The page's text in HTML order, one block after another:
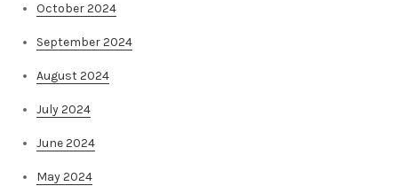
October 2024
September 2024
August 2024
July 2024
June 2024
May 2024